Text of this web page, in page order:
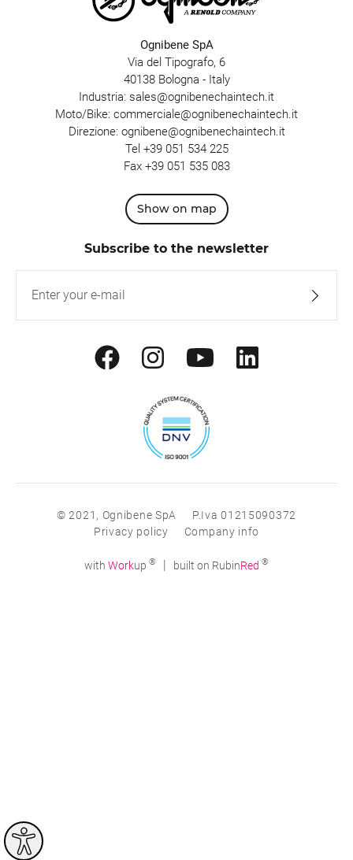
Ognibene SpA
Via del Tipografo, 6
40138 Bologna - Italy
Industria: sales@ognibenechaintech.it
Moto/Bike: commerciale@ognibenechaintech.it
Direzione: ognibene@ognibenechaintech.it
Tel +39 051 534 225
Fax +39 051 535 083
Show on map
Subscribe to the newsletter
© 2021, Ognibene SpA
P.Iva 01215090372
Privacy policy
Company info
with Workup ® | built on RubinRed ®